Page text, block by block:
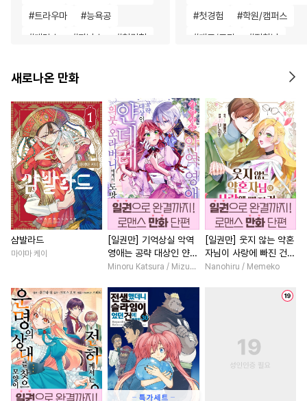
#트라우마 #능욕공
#계략수 #자낮수 #첫경험
#동정수 #짝사랑
#능력수 #조교 #순정수
#계약관계 #주종관계
#장발 #능욕수 #오해/착각
#헌신공 #츤데레수
#후회수 #감금/강제
#아방수 #떡대수 #촉수
# 드라마
역사/시대물
#유혹수
만화단편
#후방주의 #
단정수
#연상공 #짝사랑공
#가이드버스 #3P #회귀물
#친구 #상처공 #애증관계
#리맨물 #유혹 #냉혈공
#첫경험 #학원/캠퍼스
#개그/코믹 #집착남
#상처녀 #성장물 #계략
#소설원작 #재회물
#육아물 #할리퀸 #무심
#현대물 #친구>연인
#직진녀 #다정남 #로맨
#
평범남 #친구 #드라마
철벽남 #우정
첫사랑
#
짝사랑 #성장물 #일상
#
# 후회녀
#동거 #원나잇
#나이차커플
새로나온 만화
샴발라드
마야마 케이
[일권만] 기억상실 악역
영애는 공략 대상인 얀데
레 의붓 오라버니에게서
본]
Minoru Katsura / Mizune
[일권만] 웃지 않는 약혼
자님이 사랑에 빠진 건
변장한 저인 것 같습니다
Nanohiru / Memeko